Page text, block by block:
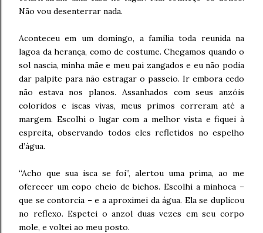
Não vou desenterrar nada.
Aconteceu em um domingo, a família toda reunida na
lagoa da herança, como de costume. Chegamos quando o
sol nascia, minha mãe e meu pai zangados e eu não podia
dar palpite para não estragar o passeio. Ir embora cedo
não estava nos planos. Assanhados com seus anzóis
coloridos e iscas vivas, meus primos correram até a
margem. Escolhi o lugar com a melhor vista e fiquei à
espreita, observando todos eles refletidos no espelho
d’água.
“Acho que sua isca se foi”, alertou uma prima, ao me
oferecer um copo cheio de bichos. Escolhi a minhoca –
que se contorcia – e a aproximei da água. Ela se duplicou
no reflexo. Espetei o anzol duas vezes em seu corpo
mole, e voltei ao meu posto.